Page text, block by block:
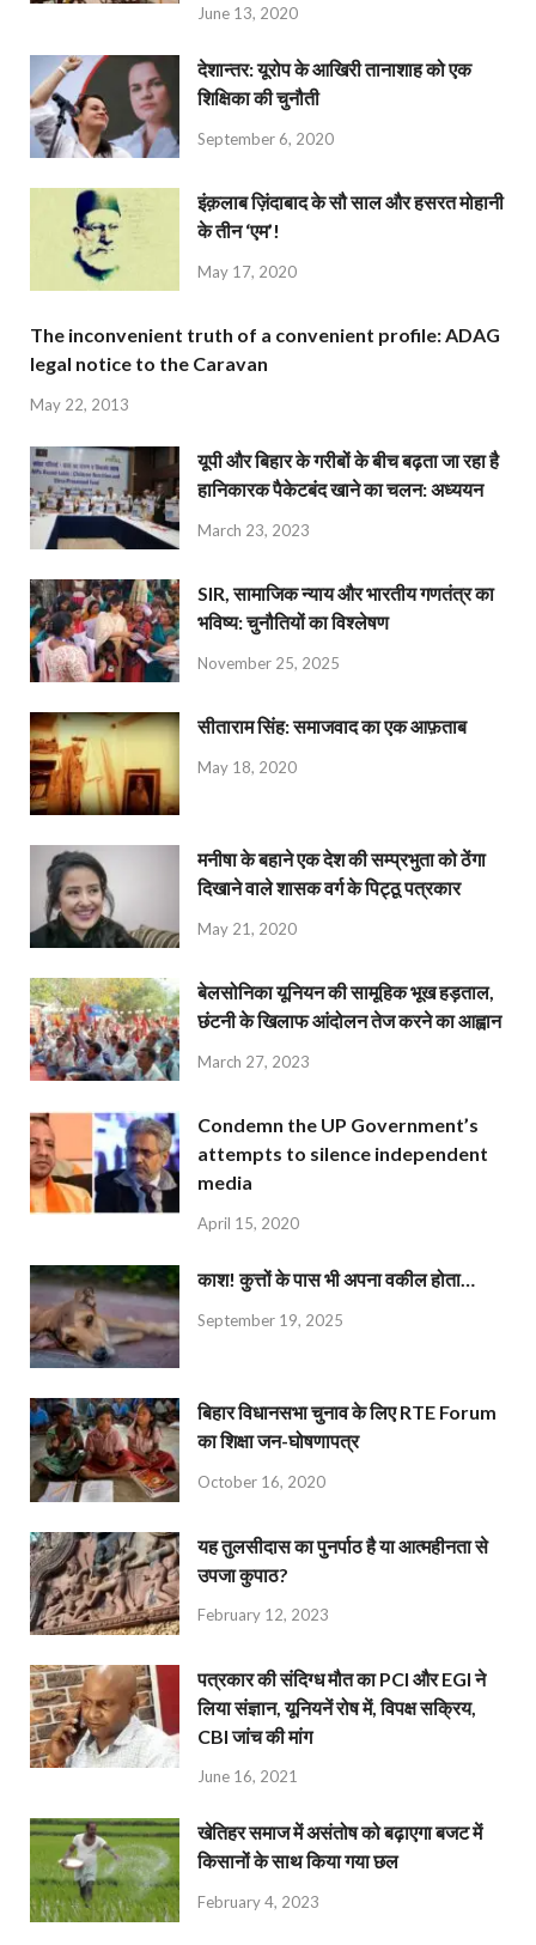
June 13, 2020
देशान्‍तर: यूरोप के आखिरी तानाशाह को एक
शिक्षिका की चुनौती
September 6, 2020
इंक़लाब ज़िंदाबाद के सौ साल और हसरत मोहानी
के तीन ‘एम’!
May 17, 2020
The inconvenient truth of a convenient profile: ADAG
legal notice to the Caravan
May 22, 2013
यूपी और बिहार के गरीबों के बीच बढ़ता जा रहा है
हानिकारक पैकेटबंद खाने का चलन: अध्ययन
March 23, 2023
SIR, सामाजिक न्याय और भारतीय गणतंत्र का
भविष्य: चुनौतियों का विश्लेषण
November 25, 2025
सीताराम सिंह: समाजवाद का एक आफ़ताब
May 18, 2020
मनीषा के बहाने एक देश की सम्प्रभुता को ठेंगा
दिखाने वाले शासक वर्ग के पिट्ठू पत्रकार
May 21, 2020
बेलसोनिका यूनियन की सामूहिक भूख हड़ताल,
छंटनी के खिलाफ आंदोलन तेज करने का आह्वान
March 27, 2023
Condemn the UP Government’s
attempts to silence independent
media
April 15, 2020
काश! कुत्तों के पास भी अपना वकील होता…
September 19, 2025
बिहार विधानसभा चुनाव के लिए RTE Forum
का शिक्षा जन-घोषणापत्र
October 16, 2020
यह तुलसीदास का पुनर्पाठ है या आत्महीनता से
उपजा कुपाठ?
February 12, 2023
पत्रकार की संदिग्ध मौत का PCI और EGI ने
लिया संज्ञान, यूनियनें रोष में, विपक्ष सक्रिय,
CBI जांच की मांग
June 16, 2021
खेतिहर समाज में असंतोष को बढ़ाएगा बजट में
किसानों के साथ किया गया छल
February 4, 2023